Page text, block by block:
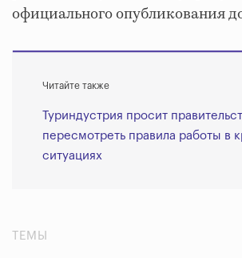
официального опубликования
Читайте также
Туриндустрия просит
пересмотреть правила работы в
ситуациях
ТЕМЫ